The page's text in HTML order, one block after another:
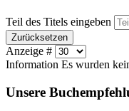
Teil des Titels eingeben
Zurücksetzen
Anzeige #
Information Es wurden
Unsere